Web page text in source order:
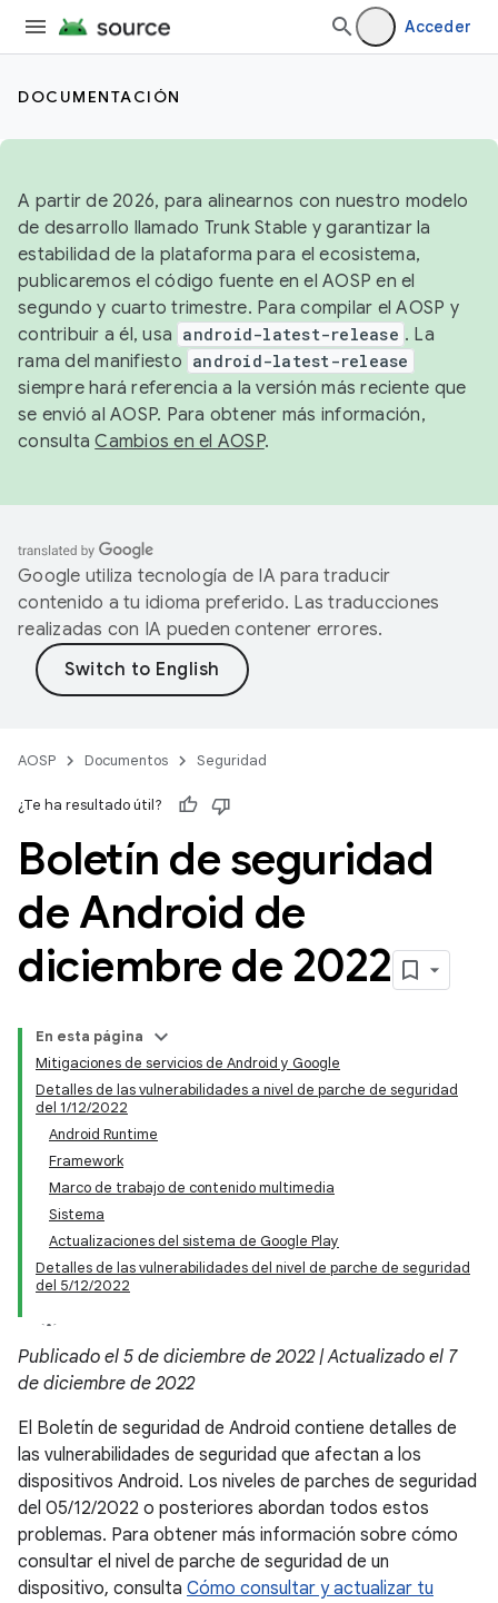
Acceder
DOCUMENTACIÓN
A partir de 2026, para alinearnos con nuestro modelo
de desarrollo llamado Trunk Stable y garantizar la
estabilidad de la plataforma para el ecosistema,
publicaremos el código fuente en el AOSP en el
segundo y cuarto trimestre. Para compilar el AOSP y
contribuir a él, usa android-latest-release . La
rama del manifiesto android-latest-release
siempre hará referencia a la versión más reciente que
se envió al AOSP. Para obtener más información,
consultaCambios en el AOSP.
Google utiliza tecnología de IA para traducir
contenido a tu idioma preferido. Las traducciones
realizadas con IA pueden contener errores.
AOSP Documentos Seguridad
¿Te ha resultado útil?
Boletín de seguridad
de Android de
diciembre de 2022
En esta página
Mitigaciones de servicios de Android y Google
Detalles de las vulnerabilidades a nivel de parche de seguridad
del 1/12/2022
Android Runtime
Framework
Marco de trabajo de contenido multimedia
Sistema
Actualizaciones del sistema de Google Play
Detalles de las vulnerabilidades del nivel de parche de seguridad
del 5/12/2022
Publicado el 5 de diciembre de 2022 | Actualizado el 7
de diciembre de 2022
El Boletín de seguridad de Android contiene detalles de
las vulnerabilidades de seguridad que afectan a los
dispositivos Android. Los niveles de parches de seguridad
del 05/12/2022 o posteriores abordan todos estos
problemas. Para obtener más información sobre cómo
consultar el nivel de parche de seguridad de un
dispositivo, consulta Cómo consultar y actualizar tu